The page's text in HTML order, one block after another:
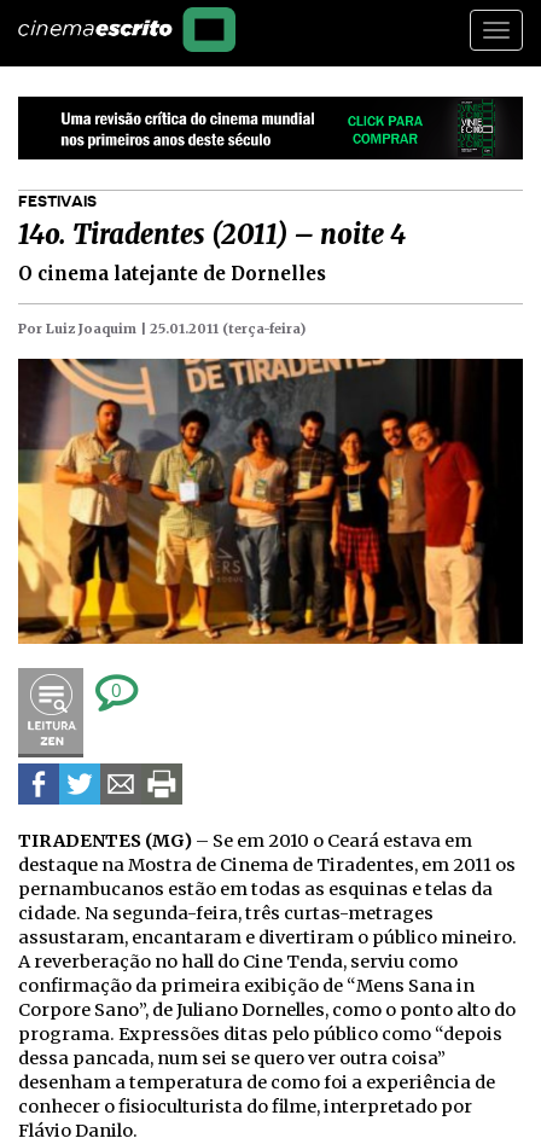
FESTIVAIS
14o. Tiradentes (2011) – noite 4
O cinema latejante de Dornelles
Por Luiz Joaquim | 25.01.2011 (terça-feira)
0
TIRADENTES (MG) – Se em 2010 o Ceará estava em
destaque na Mostra de Cinema de Tiradentes, em 2011 os
pernambucanos estão em todas as esquinas e telas da
cidade. Na segunda-feira, três curtas-metrages
assustaram, encantaram e divertiram o público mineiro.
A reverberação no hall do Cine Tenda, serviu como
confirmação da primeira exibição de “Mens Sana in
Corpore Sano”, de Juliano Dornelles, como o ponto alto do
programa. Expressões ditas pelo público como “depois
dessa pancada, num sei se quero ver outra coisa”
desenham a temperatura de como foi a experiência de
conhecer o fisioculturista do filme, interpretado por
Flávio Danilo.